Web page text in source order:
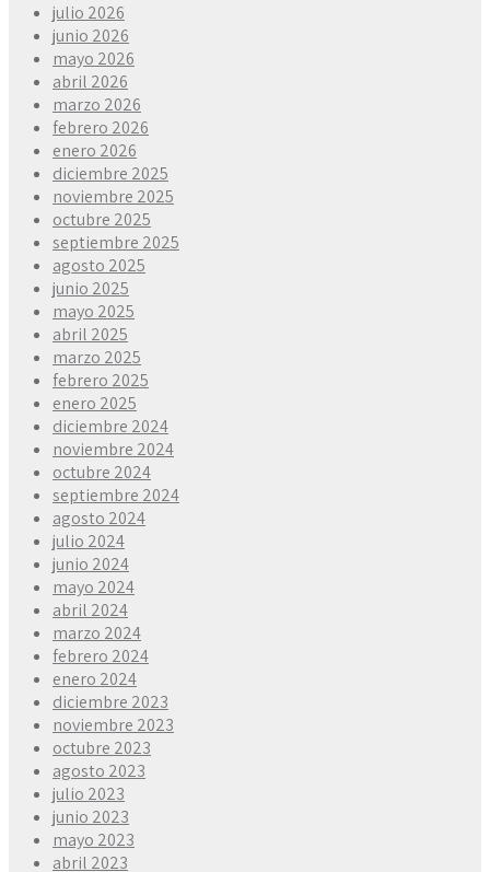
julio 2026
junio 2026
mayo 2026
abril 2026
marzo 2026
febrero 2026
enero 2026
diciembre 2025
noviembre 2025
octubre 2025
septiembre 2025
agosto 2025
junio 2025
mayo 2025
abril 2025
marzo 2025
febrero 2025
enero 2025
diciembre 2024
noviembre 2024
octubre 2024
septiembre 2024
agosto 2024
julio 2024
junio 2024
mayo 2024
abril 2024
marzo 2024
febrero 2024
enero 2024
diciembre 2023
noviembre 2023
octubre 2023
agosto 2023
julio 2023
junio 2023
mayo 2023
abril 2023